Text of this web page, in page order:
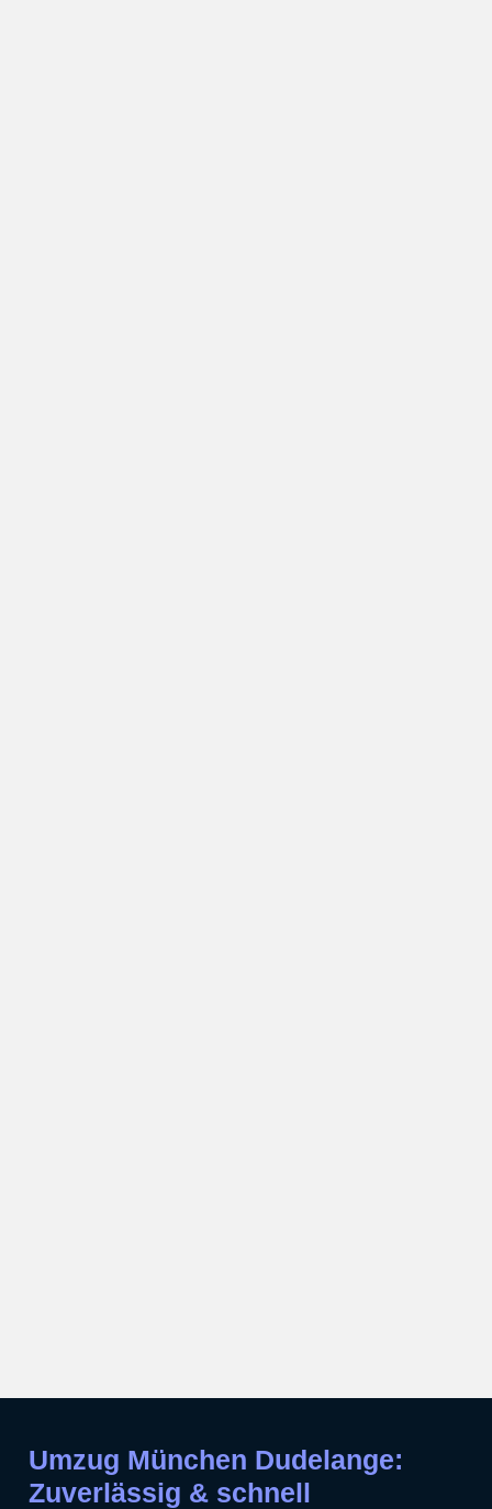
Umzug München Dudelange:
Zuverlässig & schnell